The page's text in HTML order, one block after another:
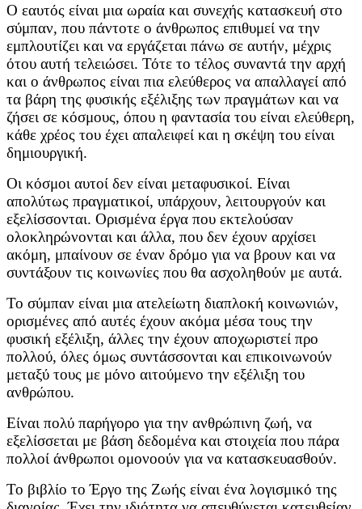
Ο εαυτός είναι μια ωραία και συνεχής κατασκευή στο
σύμπαν, που πάντοτε ο άνθρωπος επιθυμεί να την
εμπλουτίζει και να εργάζεται πάνω σε αυτήν, μέχρις
ότου αυτή τελειώσει. Τότε το τέλος συναντά την αρχή
και ο άνθρωπος είναι πια ελεύθερος να απαλλαγεί από
τα βάρη της φυσικής εξέλιξης των πραγμάτων και να
ζήσει σε κόσμους, όπου η φαντασία του είναι ελεύθερη,
κάθε χρέος του έχει απαλειφεί και η σκέψη του είναι
δημιουργική.
Οι κόσμοι αυτοί δεν είναι μεταφυσικοί. Είναι
απολύτως πραγματικοί, υπάρχουν, λειτουργούν και
εξελίσσονται. Ορισμένα έργα που εκτελούσαν
ολοκληρώνονται και άλλα, που δεν έχουν αρχίσει
ακόμη, μπαίνουν σε έναν δρόμο για να βρουν και να
συντάξουν τις κοινωνίες που θα ασχοληθούν με αυτά.
Το σύμπαν είναι μια ατελείωτη διαπλοκή κοινωνιών,
ορισμένες από αυτές έχουν ακόμα μέσα τους την
φυσική εξέλιξη, άλλες την έχουν αποχωριστεί προ
πολλού, όλες όμως συντάσσονται και επικοινωνούν
μεταξύ τους με μόνο αιτούμενο την εξέλιξη του
ανθρώπου.
Είναι πολύ παρήγορο για την ανθρώπινη ζωή, να
εξελίσσεται με βάση δεδομένα και στοιχεία που πάρα
πολλοί άνθρωποι ομονοούν για να κατασκευασθούν.
Το βιβλίο το Έργο της Ζωής είναι ένα λογισμικό της